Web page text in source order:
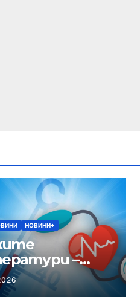
НОВИНИ+
–
за сърцето